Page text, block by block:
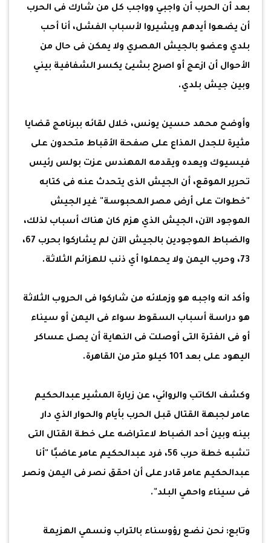
بعد أن الحرب أن واجبي وواجب كل من شارك فى الحرب
أن يضعوا أيدهم ويشيروا لأسباب الفشل، أنا أحب
بلدي وعضو بالجيش المصري ولا يمكن فى حال من
الأحوال أن ازعج أو اصرح بشيئ يكسر الشفافية بيني
وبين جيش بلدي.
وأوضح محمد حسين يونس، خلال لقائه ببرنامج قضايا
مثيرة للجدل المذاع على صفحة الأقباط متحدون على
فيسيوك ويعده ويقدمه المهندس عزت بولس رئيس
تحرير الموقع، أن الجيش الذى يتحدث عنه فى كتابه
"خطوات على أرض مصر المحبوسة" غير الجيش
الموجود الآن، الجيش الذي هزم كان هناك أسباب لذلك،
والضباط الموجودين بالجيش الآن لم يشاركوا بحرب 67،
73، وحرب اليمن ولا يحملوا أي ذنب للهزائم الثلاثة.
وأكد انه واجبه هو وزملائه من شاركوا فى الحروب الثلاثة
هو دراسة أسباب السقوط سواء فى اليمن أو سيناء
أو فى الفترة التى أوصلت فى النهاية أن يصل عساكر
اليهود على بعد 101 كيلو متر من القاهرة.
وكشف الكاتب والروائي، عن زيارة المشير عبدالحكيم
عامر لجبهة القتال قبل الحرب بأيام والحوار الذي دار
بينه وبين أحد الضباط لاعتراضه على خطة القتال التى
تشبه خطة حرب 56، فرد عبدالحكيم عامر عاضبًا "أنا
عبدالحكيم عامر قادر على أن احقق نصر فى اليمن ونصر
فى سيناء واحمي البلد".
وتابع: نحن نضع رؤوسناء بالتراب ونسمي الهزيمة